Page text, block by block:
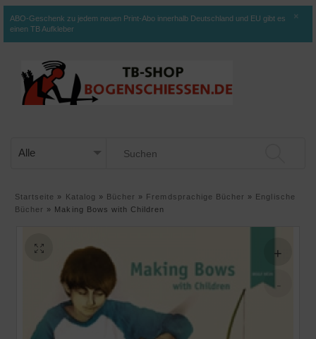
ABO-Geschenk zu jedem neuen Print-Abo innerhalb Deutschland und EU gibt es
einen TB Aufkleber
×
Startseite » Katalog » Bücher » Fremdsprachige Bücher » Englische
Bücher » Making Bows with Children